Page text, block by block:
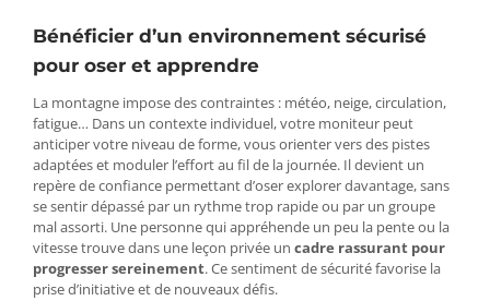
Bénéficier d’un environnement sécurisé
pour oser et apprendre
La montagne impose des contraintes : météo, neige, circulation,
fatigue… Dans un contexte individuel, votre moniteur peut
anticiper votre niveau de forme, vous orienter vers des pistes
adaptées et moduler l’effort au fil de la journée. Il devient un
repère de confiance permettant d’oser explorer davantage, sans
se sentir dépassé par un rythme trop rapide ou par un groupe
mal assorti. Une personne qui appréhende un peu la pente ou la
vitesse trouve dans une leçon privée un cadre rassurant pour
progresser sereinement. Ce sentiment de sécurité favorise la
prise d’initiative et de nouveaux défis.